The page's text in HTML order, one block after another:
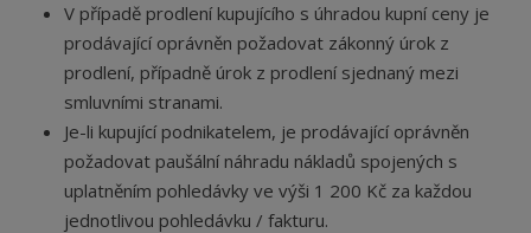
V případě prodlení kupujícího s úhradou kupní ceny je
prodávající oprávněn požadovat zákonný úrok z
prodlení, případně úrok z prodlení sjednaný mezi
smluvními stranami.
Je-li kupující podnikatelem, je prodávající oprávněn
požadovat paušální náhradu nákladů spojených s
uplatněním pohledávky ve výši 1 200 Kč za každou
jednotlivou pohledávku / fakturu.